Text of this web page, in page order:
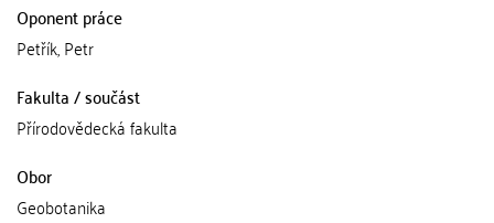
Oponent práce
Petřík, Petr
Fakulta / součást
Přírodovědecká fakulta
Obor
Geobotanika